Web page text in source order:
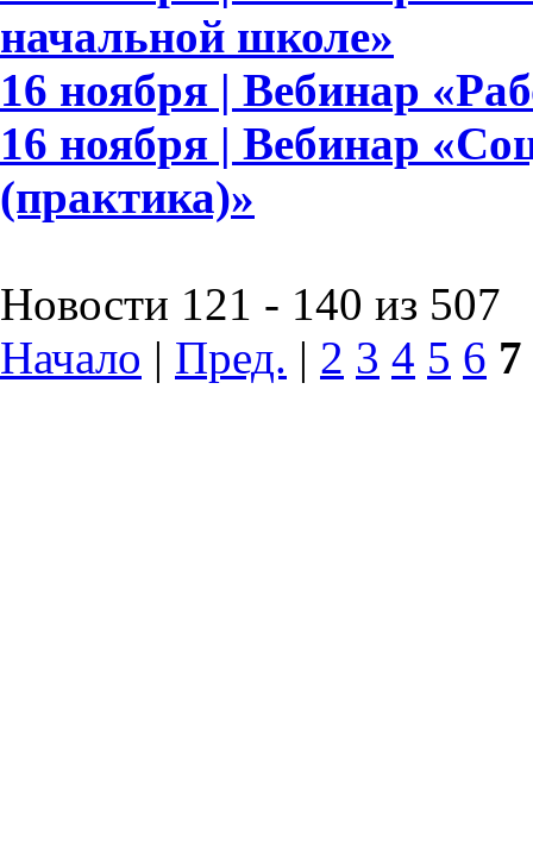
начальной школе»
16 ноября | Вебинар
16 ноября | Вебинар
(практика)»
Новости 121 - 140 из 507
Начало | Пред. | 2 3 4 5 6 7